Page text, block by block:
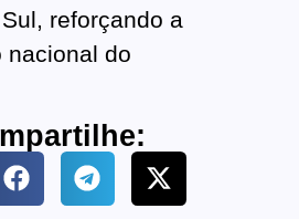
reforçando a
nacional do